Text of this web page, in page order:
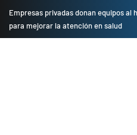
Empresas privadas donan equipos al
para mejorar la atención en salud